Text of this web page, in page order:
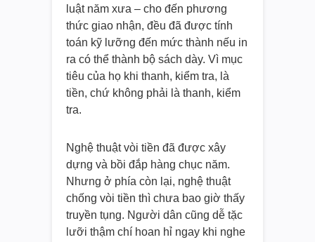
luật năm xưa – cho đến phương
thức giao nhận, đều đã được tính
toán kỹ lưỡng đến mức thành nếu in
ra có thể thành bộ sách dày. Vì mục
tiêu của họ khi thanh, kiểm tra, là
tiền, chứ không phải là thanh, kiểm
tra.
Nghệ thuật vòi tiền đã được xây
dựng và bồi đắp hàng chục năm.
Nhưng ở phía còn lại, nghệ thuật
chống vòi tiền thì chưa bao giờ thấy
truyền tụng. Người dân cũng dễ tặc
lưỡi thậm chí hoan hỉ ngay khi nghe